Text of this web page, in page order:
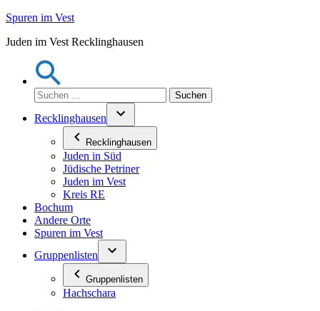
Zum
springen
Spuren im Vest
Juden im Vest Recklinghausen
Suchen
nach:
Recklinghausen
Recklinghausen
Juden in Süd
Jüdische Petriner
Juden im Vest
Kreis RE
Bochum
Andere Orte
Spuren im Vest
Gruppenlisten
Gruppenlisten
Hachschara